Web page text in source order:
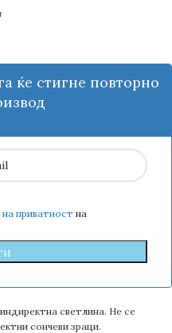
ќе стигне повторно
приватност на
светлина. Не се
сончеви зраци.